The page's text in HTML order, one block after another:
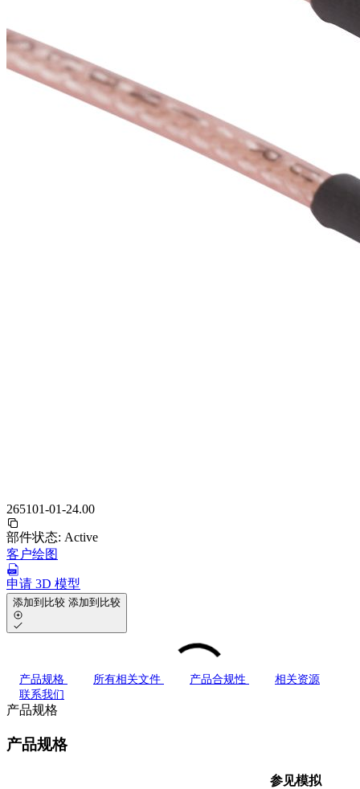
265101-01-24.00
部件状态: Active
客户绘图
申请 3D 模型
添加到比较 添加到比较
产品规格 所有相关文件 产品合规性
相关资源
联系我们
产品规格
产品规格
参见模拟